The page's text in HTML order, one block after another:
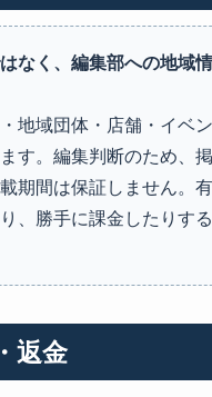
なく、編集部への地域
地域団体・店舗・イベ
す。編集判断のため、
期間は保証しません。
、勝手に課金したりす
返金